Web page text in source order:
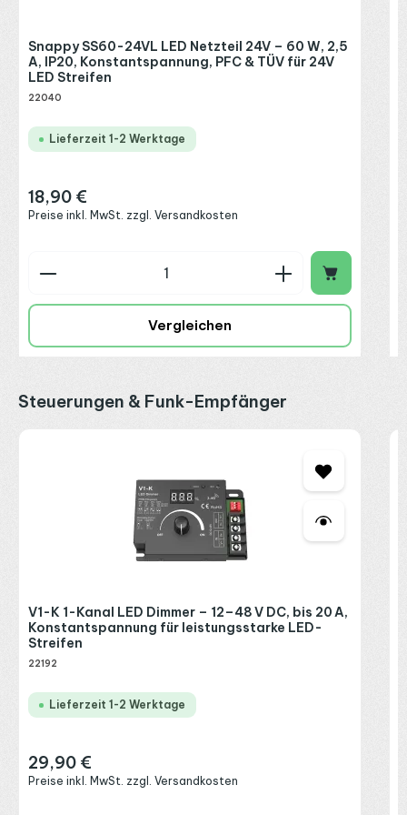
Snappy SS60-24VL LED Netzteil 24V – 60 W, 2,5
A, IP20, Konstantspannung, PFC & TÜV für 24V
LED Streifen
22040
Lieferzeit 1-2 Werktage
Regulärer Preis:
18,90 €
Preise inkl. MwSt. zzgl. Versandkosten
Produkt Anzahl: Gib den gewünschten Wert
Vergleichen
Produktgalerie überspringen
Steuerungen & Funk-Empfänger
V1-K 1-Kanal LED Dimmer – 12–48 V DC, bis 20 A,
Konstantspannung für leistungsstarke LED-
Streifen
22192
Lieferzeit 1-2 Werktage
Regulärer Preis:
29,90 €
Preise inkl. MwSt. zzgl. Versandkosten